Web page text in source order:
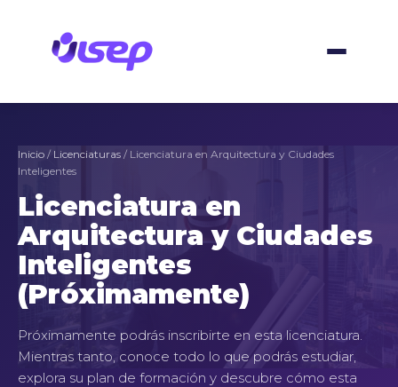
contenido
Inicio / Licenciaturas / Licenciatura en Arquitectura y Ciudades
Inteligentes
Licenciatura en
Arquitectura y Ciudades
Inteligentes
(Próximamente)
Próximamente podrás inscribirte en esta licenciatura.
Mientras tanto, conoce todo lo que podrás estudiar,
explora su plan de formación y descubre cómo esta